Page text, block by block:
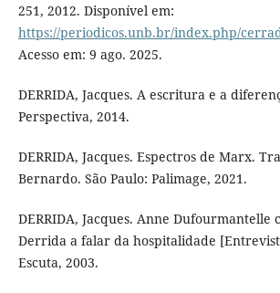
251, 2012. Disponível em:
https://periodicos.unb.br/index.php/
Acesso em: 9 ago. 2025.
DERRIDA, Jacques. A escritura e a
Perspectiva, 2014.
DERRIDA, Jacques. Espectros de Marx.
Bernardo. São Paulo: Palimage, 2021.
DERRIDA, Jacques. Anne Dufourmantelle
Derrida a falar da hospitalidade
Escuta, 2003.